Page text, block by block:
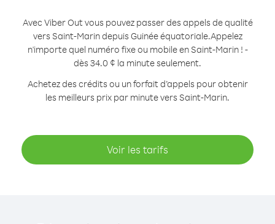
Avec Viber Out vous pouvez passer des appels de qualité
vers Saint-Marin depuis Guinée équatoriale.Appelez
n'importe quel numéro fixe ou mobile en Saint-Marin ! -
dès 34.0 ¢ la minute seulement.
Achetez des crédits ou un forfait d’appels pour obtenir
les meilleurs prix par minute vers Saint-Marin.
Voir les tarifs